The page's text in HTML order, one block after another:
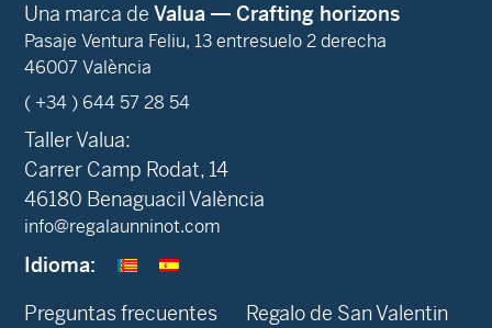
Una marca de Valua — Crafting horizons
Pasaje Ventura Feliu, 13 entresuelo 2 derecha
46007 València
( +34 ) 644 57 28 54
Taller Valua:
Carrer Camp Rodat, 14
46180 Benaguacil València
info@regalaunninot.com
Idioma:
Preguntas frecuentes
Regalo de San Valentin